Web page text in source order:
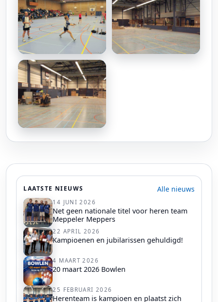
LAATSTE NIEUWS Alle nieuws
14 JUNI 2026
Net geen nationale titel voor heren team
Meppeler Meppers
22 APRIL 2026
Kampioenen en jubilarissen gehuldigd!
4 MAART 2026
20 maart 2026 Bowlen
25 FEBRUARI 2026
Herenteam is kampioen en plaatst zich